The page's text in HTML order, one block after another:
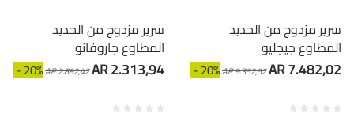
سرير مزدوج من الحديد
المطاوع جاروفانو
- 20%AR 2.892,42AR 2.313,94
سرير مزدوج من الحديد
المطاوع جيجليو
- 20%AR 9.352,52AR 7.482,02